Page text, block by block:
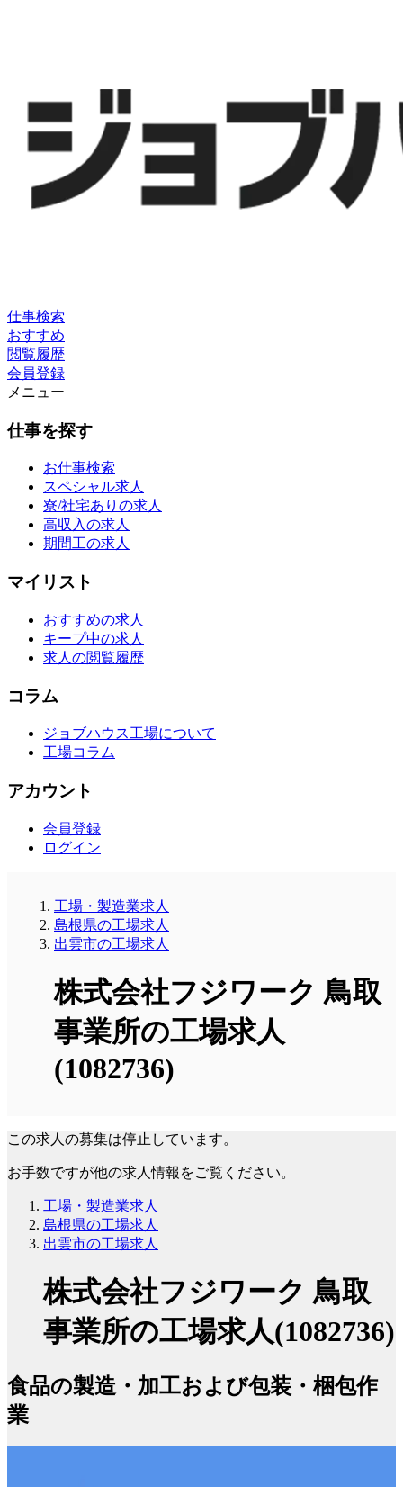
仕事検索
おすすめ
閲覧履歴
会員登録
メニュー
仕事を探す
お仕事検索
スペシャル求人
寮/社宅ありの求人
高収入の求人
期間工の求人
マイリスト
おすすめの求人
キープ中の求人
求人の閲覧履歴
コラム
ジョブハウス工場について
工場コラム
アカウント
会員登録
ログイン
工場・製造業求人
島根県の工場求人
出雲市の工場求人
株式会社フジワーク 鳥取
事業所の工場求人
(1082736)
この求人の募集は停止しています。
お手数ですが他の求人情報をご覧ください。
工場・製造業求人
島根県の工場求人
出雲市の工場求人
株式会社フジワーク 鳥取
事業所の工場求人(1082736)
食品の製造・加工および包装・梱包作
業